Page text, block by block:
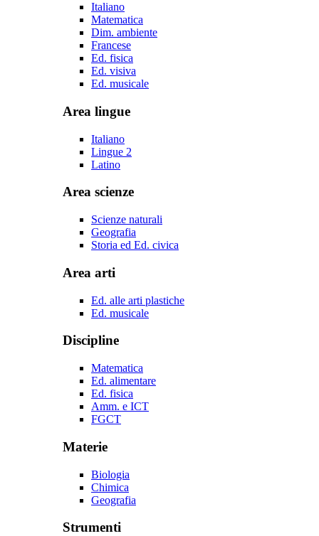
Italiano
Matematica
Dim. ambiente
Francese
Ed. fisica
Ed. visiva
Ed. musicale
Area lingue
Italiano
Lingue 2
Latino
Area scienze
Scienze naturali
Geografia
Storia ed Ed. civica
Area arti
Ed. alle arti plastiche
Ed. musicale
Discipline
Matematica
Ed. alimentare
Ed. fisica
Amm. e ICT
FGCT
Materie
Biologia
Chimica
Geografia
Strumenti